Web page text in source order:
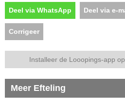
Deel via WhatsApp Deel via e-
Corrigeer
Installeer de Looopings-app
Meer Efteling